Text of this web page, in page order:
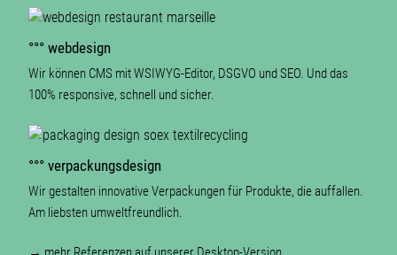
°°° webdesign
Wir können CMS mit WSIWYG-Editor, DSGVO und SEO. Und das
100% responsive, schnell und sicher.
°°° verpackungsdesign
Wir gestalten inno­vative Verpackungen für Produkte, die auffallen.
Am liebsten umweltfreundlich.